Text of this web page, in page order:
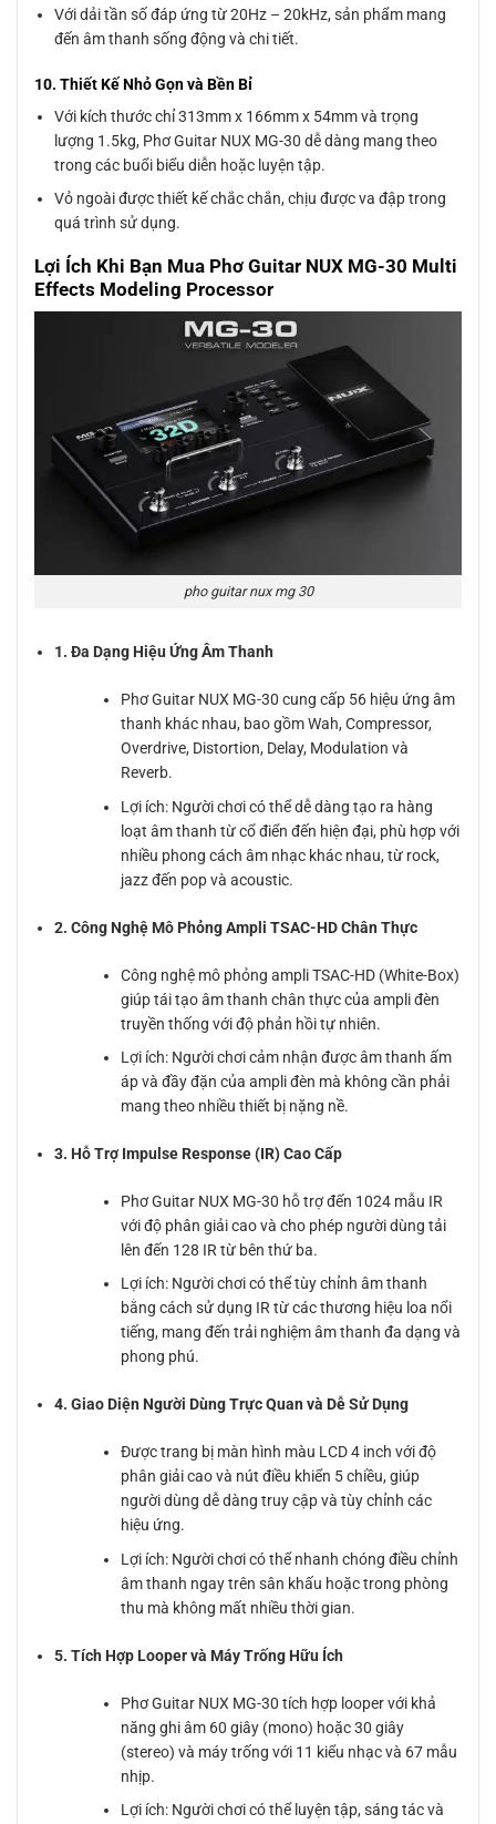
Với dải tần số đáp ứng từ 20Hz – 20kHz, sản phẩm mang
đến âm thanh sống động và chi tiết.
10. Thiết Kế Nhỏ Gọn và Bền Bỉ
Với kích thước chỉ 313mm x 166mm x 54mm và trọng
lượng 1.5kg, Phơ Guitar NUX MG-30 dễ dàng mang theo
trong các buổi biểu diễn hoặc luyện tập.
Vỏ ngoài được thiết kế chắc chắn, chịu được va đập trong
quá trình sử dụng.
Lợi Ích Khi Bạn Mua Phơ Guitar NUX MG-30 Multi
Effects Modeling Processor
pho guitar nux mg 30
1. Đa Dạng Hiệu Ứng Âm Thanh
Phơ Guitar NUX MG-30 cung cấp 56 hiệu ứng âm
thanh khác nhau, bao gồm Wah, Compressor,
Overdrive, Distortion, Delay, Modulation và
Reverb.
Lợi ích: Người chơi có thể dễ dàng tạo ra hàng
loạt âm thanh từ cổ điển đến hiện đại, phù hợp với
nhiều phong cách âm nhạc khác nhau, từ rock,
jazz đến pop và acoustic.
2. Công Nghệ Mô Phỏng Ampli TSAC-HD Chân Thực
Công nghệ mô phỏng ampli TSAC-HD (White-Box)
giúp tái tạo âm thanh chân thực của ampli đèn
truyền thống với độ phản hồi tự nhiên.
Lợi ích: Người chơi cảm nhận được âm thanh ấm
áp và đầy đặn của ampli đèn mà không cần phải
mang theo nhiều thiết bị nặng nề.
3. Hỗ Trợ Impulse Response (IR) Cao Cấp
Phơ Guitar NUX MG-30 hỗ trợ đến 1024 mẫu IR
với độ phân giải cao và cho phép người dùng tải
lên đến 128 IR từ bên thứ ba.
Lợi ích: Người chơi có thể tùy chỉnh âm thanh
bằng cách sử dụng IR từ các thương hiệu loa nổi
tiếng, mang đến trải nghiệm âm thanh đa dạng và
phong phú.
4. Giao Diện Người Dùng Trực Quan và Dễ Sử Dụng
Được trang bị màn hình màu LCD 4 inch với độ
phân giải cao và nút điều khiển 5 chiều, giúp
người dùng dễ dàng truy cập và tùy chỉnh các
hiệu ứng.
Lợi ích: Người chơi có thể nhanh chóng điều chỉnh
âm thanh ngay trên sân khấu hoặc trong phòng
thu mà không mất nhiều thời gian.
5. Tích Hợp Looper và Máy Trống Hữu Ích
Phơ Guitar NUX MG-30 tích hợp looper với khả
năng ghi âm 60 giây (mono) hoặc 30 giây
(stereo) và máy trống với 11 kiểu nhạc và 67 mẫu
nhịp.
Lợi ích: Người chơi có thể luyện tập, sáng tác và